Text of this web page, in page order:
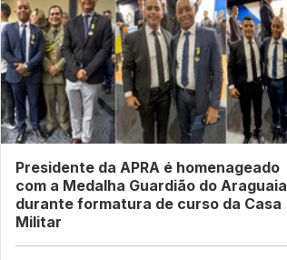
Presidente da APRA é homenageado
com a Medalha Guardião do Araguaia
durante formatura de curso da Casa
Militar